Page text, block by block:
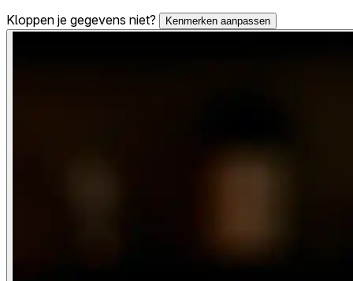
Kloppen je gegevens niet?
Kenmerken aanpassen